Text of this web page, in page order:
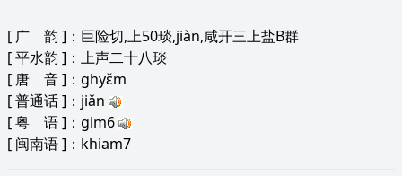
[ 广 韵 ]：巨险切,上50琰,jiàn,咸开三上盐B群
[平水韵 ]：上声二十八琰
[ 唐 音]：ghyɛ̌m
[普通话]：jiǎn
[粤 语]：gim6
[ 闽南语]：khiam7